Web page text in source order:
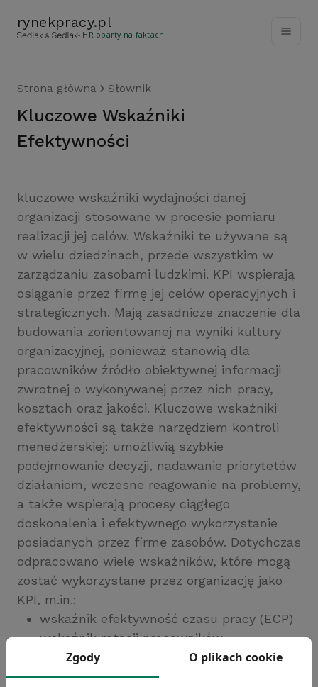
rynekpracy.pl
- HR oparty na faktach
Strona główna Słownik
Kluczowe Wskaźniki
Efektywności
kluczowe wskaźniki wydajności danej
organizacji stosowane w procesie pomiaru
realizacji jej celów. Wskaźniki te używane są
w wielu dziedzinach, przede wszystkim w
zarządzaniu zasobami ludzkimi. KPI wspierają
osiąganie przez firmę jej celów operacyjnych i
strategicznych. Mają zasadnicze znaczenie dla
budowania zorientowanej na wyniki kultury
organizacyjnej, ponieważ stanowią dla
pracowników źródło obiektywnej informacji
zwrotnej o wykonywanej przez nich pracy,
kosztach oraz jakości. Kluczowe wskaźniki
efektywności są także narzędziem kontroli
menedżerskiej: umożliwią szybkie
podejmowanie decyzji, nadawanie priorytetów
działaniom, wczesne reagowanie na problemy,
a także wspierają procesy ciągłego
doskonalenia i efektywnego wykorzystanie
posiadanych przez firmę zasobów. Dotychczas
odpracowano wiele wskaźników, które mogą
zostać wykorzystane przez organizację jako
KPI, m.in.:
wskaźnik efektywność czasu pracy (ECP)
wskaźnik rotacji pracowników
poziom satysfakcji pracowników
wskaźnik absencji pracowniczej
Zgody O plikach cookie